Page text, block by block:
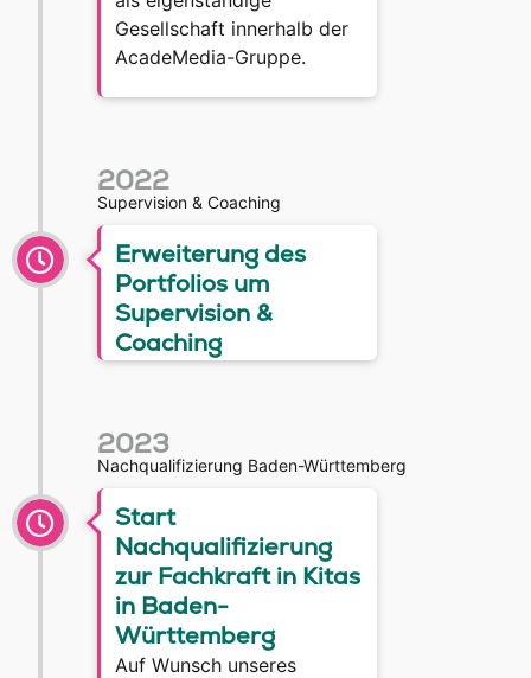
Gesellschaft innerhalb der
AcadeMedia-Gruppe.
2022
Supervision & Coaching
Erweiterung des
Portfolios um
Supervision &
Coaching
2023
Nachqualifizierung Baden-Württemberg
Start
Nachqualifizierung
zur Fachkraft in Kitas
in Baden-
Württemberg
Auf Wunsch unseres